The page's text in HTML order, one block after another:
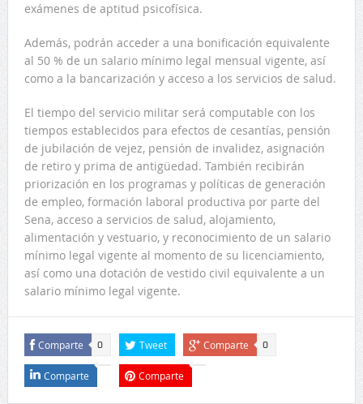
exámenes de aptitud psicofísica.
Además, podrán acceder a una bonificación equivalente
al 50 % de un salario mínimo legal mensual vigente, así
como a la bancarización y acceso a los servicios de salud.
El tiempo del servicio militar será computable con los
tiempos establecidos para efectos de cesantías, pensión
de jubilación de vejez, pensión de invalidez, asignación
de retiro y prima de antigüedad. También recibirán
priorización en los programas y políticas de generación
de empleo, formación laboral productiva por parte del
Sena, acceso a servicios de salud, alojamiento,
alimentación y vestuario, y reconocimiento de un salario
mínimo legal vigente al momento de su licenciamiento,
así como una dotación de vestido civil equivalente a un
salario mínimo legal vigente.
Comparte 0 Tweet Comparte 0
Comparte Comparte